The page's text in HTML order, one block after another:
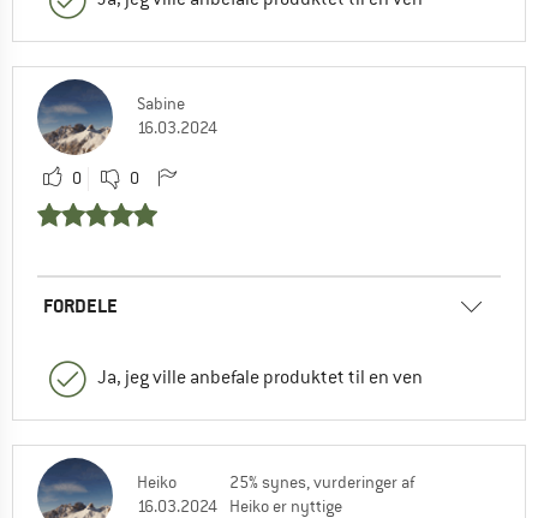
Sabine
16.03.2024
0 0
FORDELE
Ja, jeg ville anbefale produktet til en ven
Heiko
16.03.2024
25% synes, vurderinger af
Heiko er nyttige